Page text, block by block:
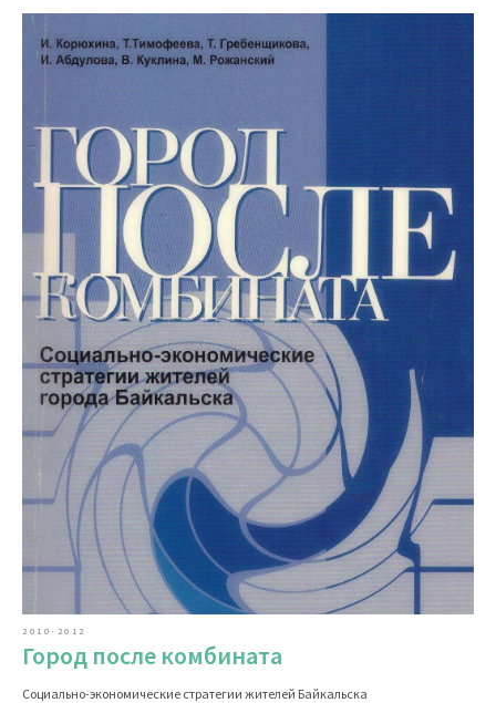
2010-2012
Город после комбината
Социально-экономические стратегии жителей Байкальска